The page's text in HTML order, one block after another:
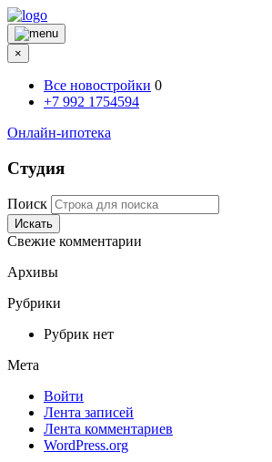
×
Все новостройки 0
+7 992 1754594
Онлайн-ипотека
Студия
Поиск
Искать
Свежие комментарии
Архивы
Рубрики
Рубрик нет
Мета
Войти
Лента записей
Лента комментариев
WordPress.org